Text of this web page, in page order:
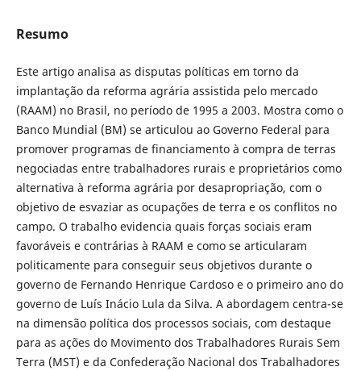
Resumo
Este artigo analisa as disputas políticas em torno da
implantação da reforma agrária assistida pelo mercado
(RAAM) no Brasil, no período de 1995 a 2003. Mostra como o
Banco Mundial (BM) se articulou ao Governo Federal para
promover programas de financiamento à compra de terras
negociadas entre trabalhadores rurais e proprietários como
alternativa à reforma agrária por desapropriação, com o
objetivo de esvaziar as ocupações de terra e os conflitos no
campo. O trabalho evidencia quais forças sociais eram
favoráveis e contrárias à RAAM e como se articularam
politicamente para conseguir seus objetivos durante o
governo de Fernando Henrique Cardoso e o primeiro ano do
governo de Luís Inácio Lula da Silva. A abordagem centra-se
na dimensão política dos processos sociais, com destaque
para as ações do Movimento dos Trabalhadores Rurais Sem
Terra (MST) e da Confederação Nacional dos Trabalhadores